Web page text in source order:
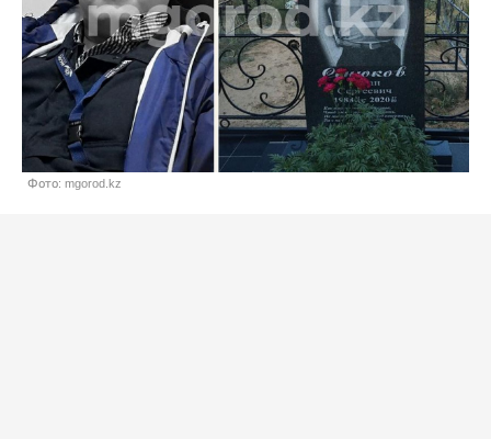
Фото: mgorod.kz